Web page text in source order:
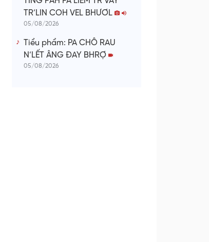
TR’LIN COH VEL BHƯƠL
05/08/2026
Tiểu phẩm: PA CHÔ RAU
N’LẾT ÂNG ĐAY BHRỢ
05/08/2026